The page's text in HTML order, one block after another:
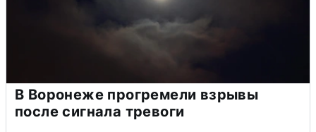
В Воронеже прогремели взрывы
после сигнала тревоги